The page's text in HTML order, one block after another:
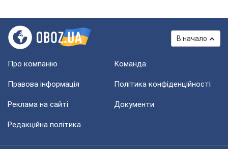
В начало
Про компанію Команда
Правова інформація Політика конфіденційності
Реклама на сайті Документи
Редакційна політика